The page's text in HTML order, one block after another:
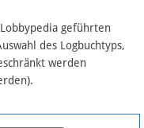
geführten
des Logbuchtyps,
werden